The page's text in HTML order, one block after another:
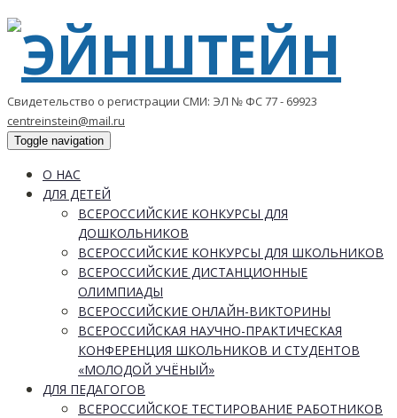
Свидетельство о регистрации СМИ: ЭЛ № ФС 77 - 69923
centreinstein@mail.ru
Toggle navigation
О НАС
ДЛЯ ДЕТЕЙ
ВСЕРОССИЙСКИЕ КОНКУРСЫ ДЛЯ
ДОШКОЛЬНИКОВ
ВСЕРОССИЙСКИЕ КОНКУРСЫ ДЛЯ ШКОЛЬНИКОВ
ВСЕРОССИЙСКИЕ ДИСТАНЦИОННЫЕ
ОЛИМПИАДЫ
ВСЕРОССИЙСКИЕ ОНЛАЙН-ВИКТОРИНЫ
ВСЕРОССИЙСКАЯ НАУЧНО-ПРАКТИЧЕСКАЯ
КОНФЕРЕНЦИЯ ШКОЛЬНИКОВ И СТУДЕНТОВ
«МОЛОДОЙ УЧЁНЫЙ»
ДЛЯ ПЕДАГОГОВ
ВСЕРОССИЙСКОЕ ТЕСТИРОВАНИЕ РАБОТНИКОВ